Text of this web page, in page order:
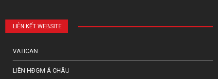
LIÊN KẾT WEBSITE
VATICAN
LIÊN HĐGM Á CHÂU